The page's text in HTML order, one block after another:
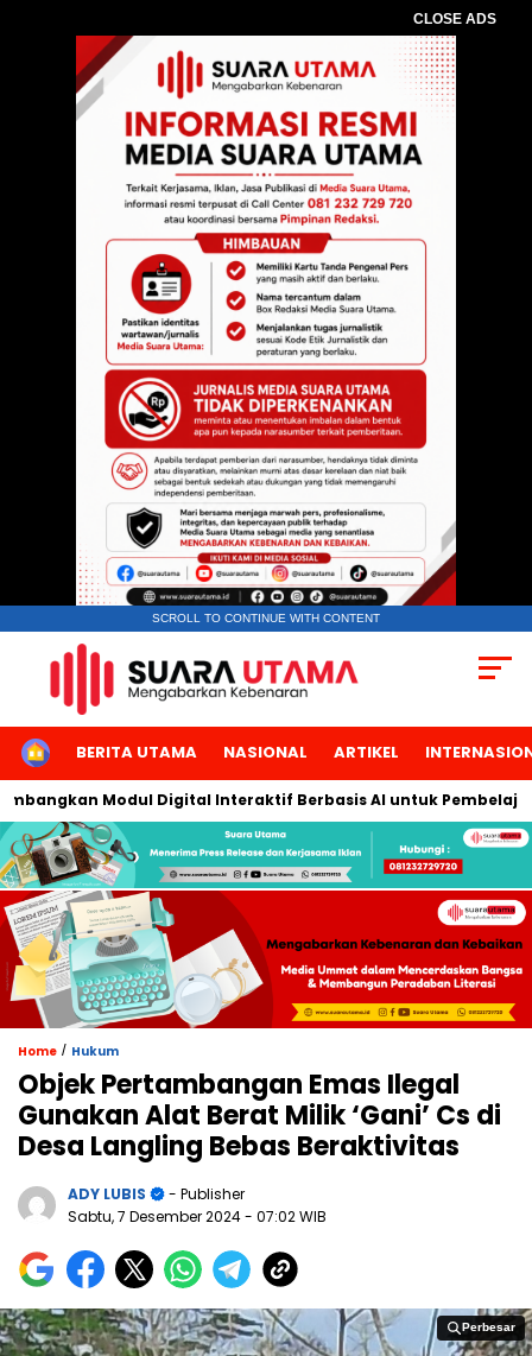
CLOSE ADS
SCROLL TO CONTINUE WITH CONTENT
HOMEBERITA UTAMA NASIONAL ARTIKEL
Modul Digital Interaktif Berbasis AI untuk Pembelajaran
Home / Hukum
Objek Pertambangan Emas Ilegal
Gunakan Alat Berat Milik ‘Gani’ Cs di
Desa Langling Bebas Beraktivitas
ADY LUBIS
- Publisher
Sabtu, 7 Desember 2024- 07:02 WIB
Perbesar
Perbesar